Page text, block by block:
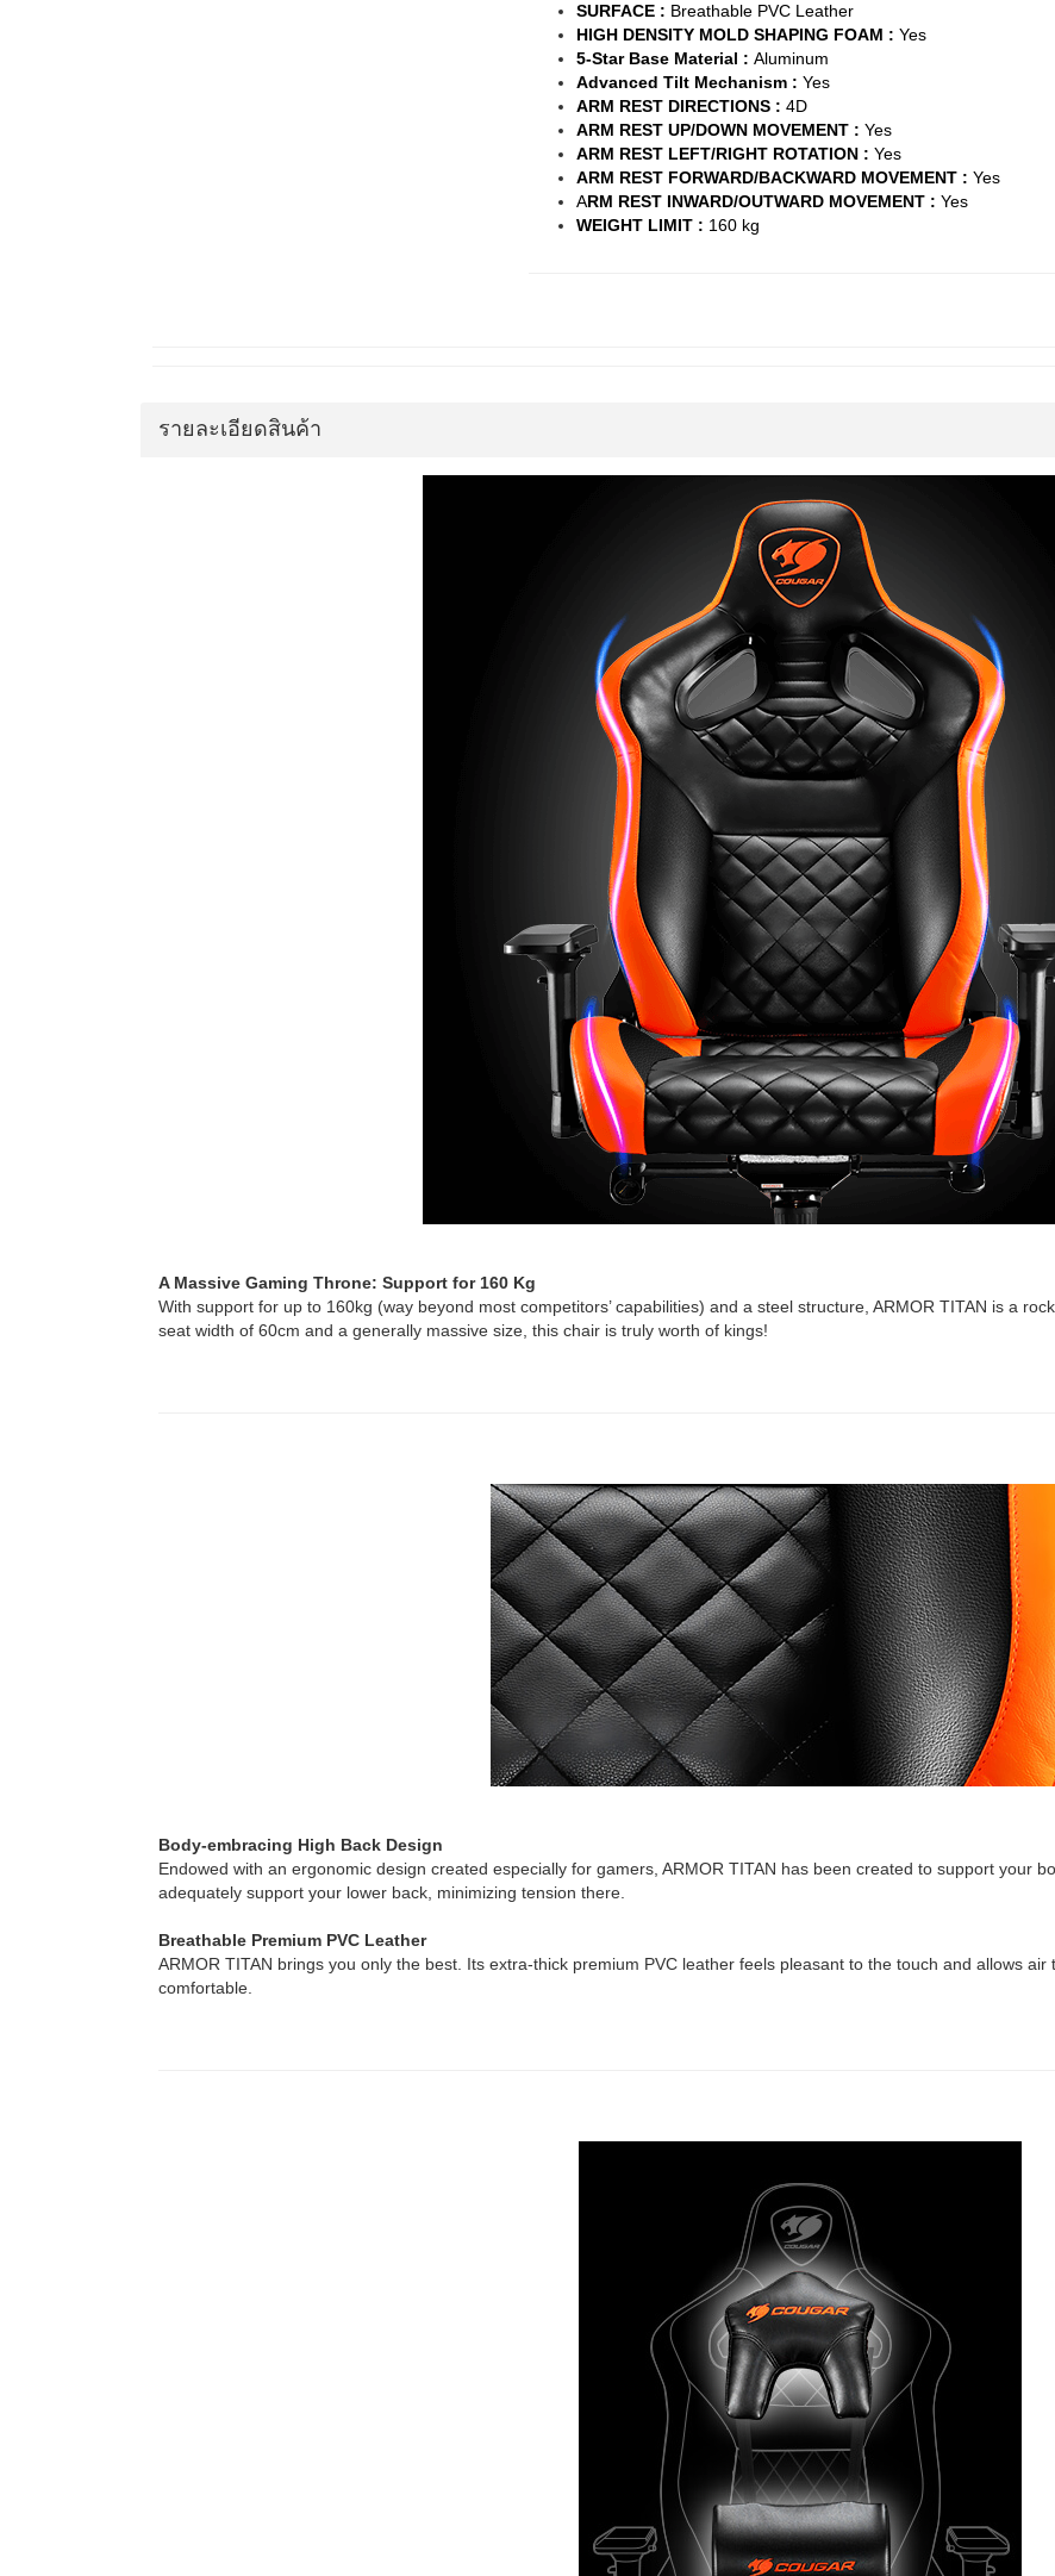
SURFACE : Breathable PVC Leather
HIGH DENSITY MOLD SHAPING FOAM :Yes
5-Star Base Material :Aluminum
Advanced Tilt Mechanism :Yes
ARM REST DIRECTIONS :4D
ARM REST UP/DOWN MOVEMENT :Yes
ARM REST LEFT/RIGHT ROTATION :Yes
ARM REST FORWARD/BACKWARD MOVEMENT :Yes
ARM REST INWARD/OUTWARD MOVEMENT :Yes
WEIGHT LIMIT : 160 kg
รายละเอียดสินค้า
A Massive Gaming Throne: Support for 160 Kg
With support for up to 160kg (way beyond most competitors’ capabilities) and a steel structure, ARMOR TITAN is a
seat width of 60cm and a generally massive size, this chair is truly worth of kings!
Body-embracing High Back Design
Endowed with an ergonomic design created especially for gamers, ARMOR TITAN has been created to support your
adequately support your lower back, minimizing tension there.
Breathable Premium PVC Leather
ARMOR TITAN brings you only the best. Its extra-thick premium PVC leather feels pleasant to the touch and allows
comfortable.